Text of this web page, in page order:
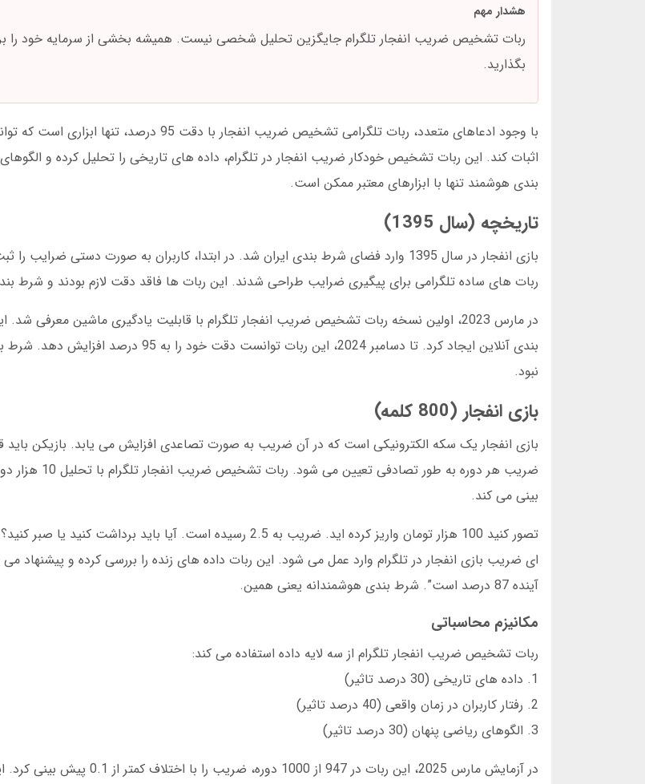
هشدار مهم
ربات تشخیص ضریب انفجار تلگرام جایگزین تحلیل شخصی نیست. همیشه بخشی از سرمایه خود را
بگذارید.
با وجود ادعاهای متعدد، ربات تلگرامی تشخیص ضریب انفجار با
اثبات کند. این ربات تشخیص خودکار ضریب انفجار در تلگرام، داده های تاریخی را تحلیل کرده و
بندی هوشمند تنها با ابزارهای معتبر ممکن است.
تاریخچه (سال 1395)
ربات های ساده تلگرامی برای پیگیری ضرایب طراحی شدند. این ربات ها فاقد دقت لازم بودند و شرط
در مارس 2023، اولین نسخه ربات تشخیص ضریب انفجار تلگرام با قابلیت یادگیری ماشین معرفی
بندی آنلاین ایجاد کرد. تا دسامبر 2024، این ربات
نبود.
بازی انفجار (800 کلمه)
بازی انفجار یک سکه الکترونیکی است که در آن ضریب به صورت تصاعدی افزایش می یابد. بازیکن باید
ضریب هر دوره به طور
بینی می کند.
تصور کنید 100 هزار تومان واریز کرده اید. ضریب به 2.5 رسیده است. آیا باید
آینده 87 درصد است”. شرط بندی هوشمندانه یعنی همین.
مکانیزم محاسباتی
ربات تشخیص ضریب انفجار تلگرام از سه لایه داده استفاده می کند:
1. داده های تاریخی (30 درصد تاثیر)
2. رفتار کاربران در زمان واقعی (40 درصد تاثیر)
3. الگوهای ریاضی پنهان (30 درصد تاثیر)
در آزمایش مارس 2025، این ربات در 947